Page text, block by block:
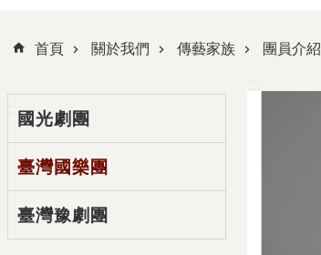
首頁 關於我們 傳藝家族 團員介紹
:::國光劇團
臺灣國樂團
臺灣豫劇團